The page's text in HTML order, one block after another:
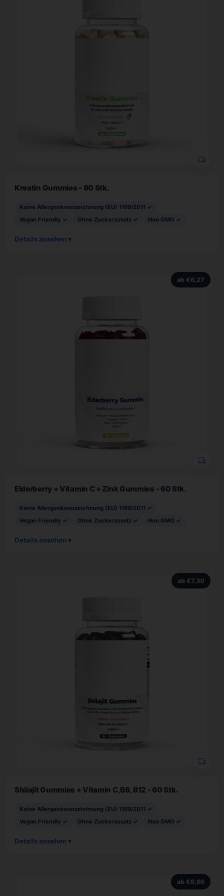
Kreatin Gummies - 90 Stk.
Keine Allergenkennzeichnung (EU) 1169/2011 ✓
Vegan Friendly ✓
Ohne Zuckerzusatz ✓ Non GMO ✓
Details ansehen ▾
ab €6,27
Elderberry + Vitamin C + Zink Gummies - 60 Stk.
Keine Allergenkennzeichnung (EU) 1169/2011 ✓
Vegan Friendly ✓
Ohne Zuckerzusatz ✓ Non GMO ✓
Details ansehen ▾
ab €7,30
Shilajit Gummies + Vitamin C,B6, B12 - 60 Stk.
Keine Allergenkennzeichnung (EU) 1169/2011 ✓
Vegan Friendly ✓
Ohne Zuckerzusatz ✓ Non GMO ✓
Details ansehen ▾
ab €6,66